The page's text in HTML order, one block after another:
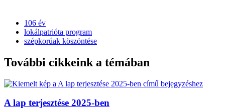
106 év
lokálpatrióta program
szépkorúak köszöntése
További cikkeink a témában
A lap terjesztése 2025-ben